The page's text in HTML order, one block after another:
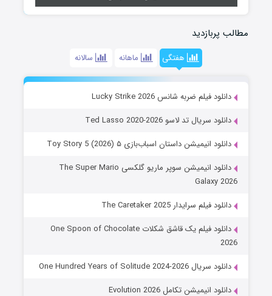
مطالب پربازدید
هفتگی ماهانه سالانه
دانلود فیلم ضربه شانس Lucky Strike 2026
دانلود سریال تد لاسو Ted Lasso 2020-2026
دانلود انیمیشن داستان اسباب‌بازی ۵ Toy Story 5 (2026)
دانلود انیمیشن سوپر ماریو گلکسی The Super Mario
Galaxy 2026
دانلود فیلم سرایدار The Caretaker 2025
دانلود فیلم یک قاشق شکلات One Spoon of Chocolate
2026
دانلود سریال One Hundred Years of Solitude 2024-2026
دانلود انیمیشن تکامل Evolution 2026